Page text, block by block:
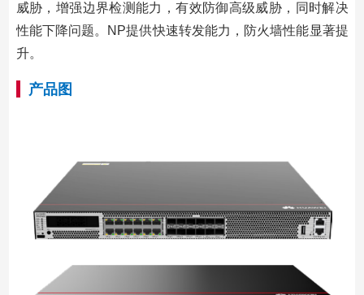
威胁，增强边界检测能力，有效防御高级威胁，同时解决
性能下降问题。NP提供快速转发能力，防火墙性能显著提
升。
产品图